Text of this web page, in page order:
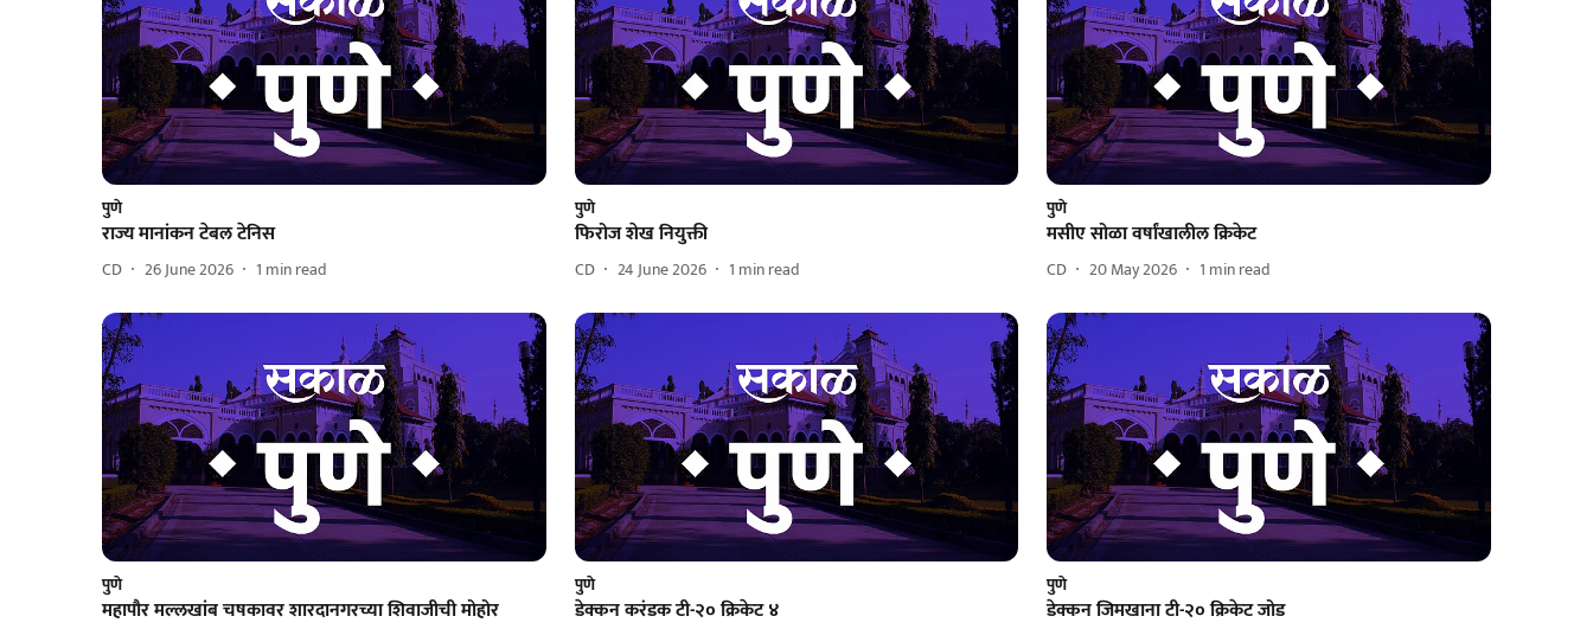
पुणे
राज्य मानांकन टेबल टेनिस
CD 26 June 2026 1 min read
पुणे
फिरोज शेख नियुक्ती
CD 24 June 2026 1 min read
पुणे
मसीए सोळा वर्षांखालील क्रिकेट
CD 20 May 2026 1 min read
पुणे
महापौर मल्लखांब चषकावर शारदानगरच्या शिवाजीची मोहोर
पुणे
डेक्कन करंडक‌ टी-२० क्रिकेट ४
पुणे
डेक्कन जिमखाना टी-२० क्रिकेट जोड